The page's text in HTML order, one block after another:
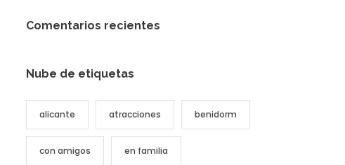
Comentarios recientes
Nube de etiquetas
alicante atracciones benidorm
con amigos en familia